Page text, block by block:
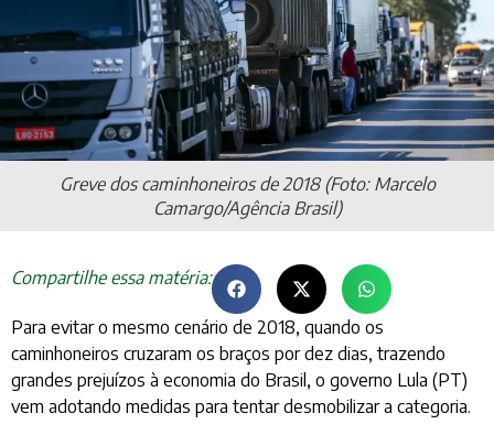
Greve dos caminhoneiros de 2018 (Foto: Marcelo
Camargo/Agência Brasil)
Compartilhe essa matéria:
Para evitar o mesmo cenário de 2018, quando os
caminhoneiros cruzaram os braços por dez dias, trazendo
grandes prejuízos à economia do Brasil, o governo Lula (PT)
vem adotando medidas para tentar desmobilizar a categoria.